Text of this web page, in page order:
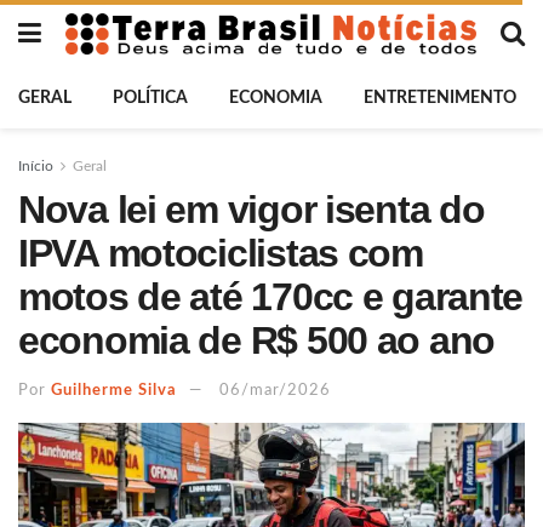
GERAL POLÍTICA ECONOMIA ENTRETENIMENTO
Início Geral
Nova lei em vigor isenta do
IPVA motociclistas com
motos de até 170cc e garante
economia de R$ 500 ao ano
Por Guilherme Silva 06/mar/2026